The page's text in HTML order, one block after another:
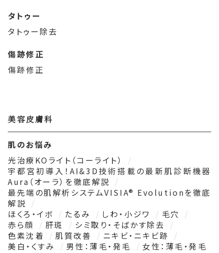
タトゥー
タトゥー除去
傷跡修正
傷跡修正
美容皮膚科
肌のお悩み
光治療KOライト（コーライト）
宇都宮初導入！AI&3D技術搭載の最新肌診断機器
Aura（オーラ）を徹底解説
最先端の肌解析システムVISIA® Evolutionを徹底
解説
ほくろ・イボ
たるみ しわ・小ジワ
毛穴
赤ら顔
肝斑
シミ取り・そばかす除去
色素沈着
肌質改善
ニキビ・ニキビ跡
美白・くすみ
男性：薄毛・発毛
女性：薄毛・発毛